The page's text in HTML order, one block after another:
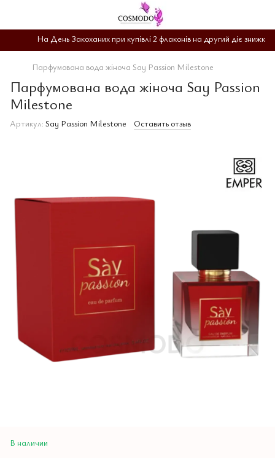
На День Закоханих при купівлі 2 флаконів на другий діє знижка
Парфумована вода жіноча Say Passion Milestone
Парфумована вода жіноча Say Passion
Milestone
Артикул: Say Passion Milestone Оставить отзыв
В наличии